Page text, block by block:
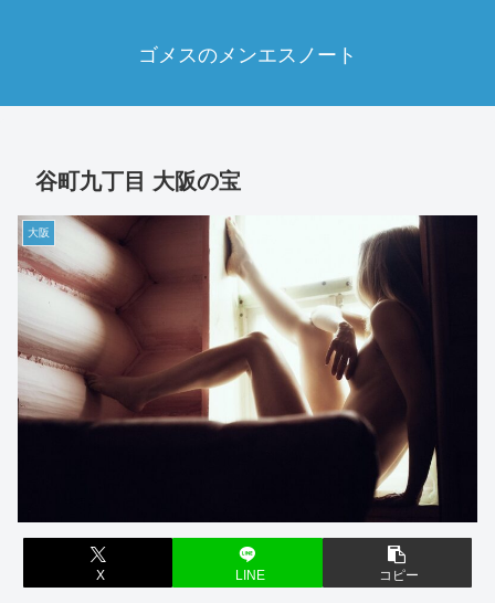
ゴメスのメンエスノート
谷町九丁目 大阪の宝
大阪
X LINE コピー